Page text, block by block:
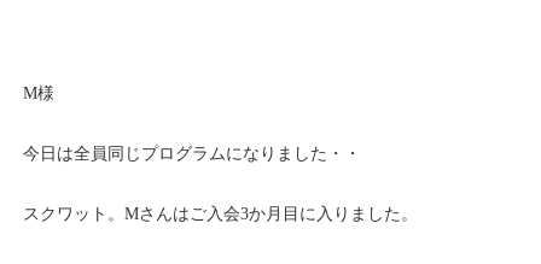
M様
今日は全員同じプログラムになりました・・
スクワット。Mさんはご入会3か月目に入りました。